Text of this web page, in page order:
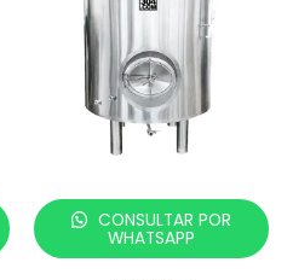
CONSULTAR POR
WHATSAPP